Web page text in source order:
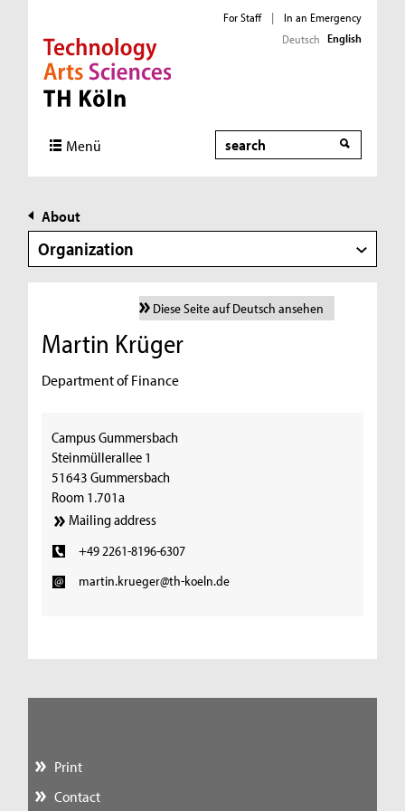
Direkt zur Hauptnavigation
Direkt zur Subnavigation
Direkt zum Inhalt
Direkt zum Fußbereich
For Staff |
In an Emergency
Deutsch English
Menü Search
About
Organization
Diese Seite auf Deutsch ansehen
Martin Krüger
Department of Finance
Campus Gummersbach
Steinmüllerallee 1
51643 Gummersbach
Room 1.701a
Mailing address
+49 2261-8196-6307
martin.krueger@th-koeln.de
Print
Contact